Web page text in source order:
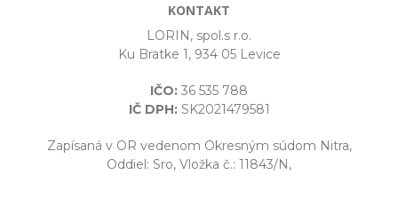
KONTAKT
LORIN, spol.s r.o.
Ku Bratke 1, 934 05 Levice
IČO: 36 535 788
IČ DPH:SK2021479581
Zapísaná v OR vedenom Okresným súdom Nitra,
Oddiel: Sro, Vložka č.: 11843/N,